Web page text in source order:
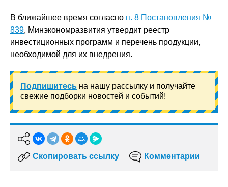
В ближайшее время согласно п. 8 Постановления №
839, Минэкономразвития утвердит реестр
инвестиционных программ и перечень продукции,
необходимой для их внедрения.
Подпишитесь на нашу рассылку и получайте
свежие подборки новостей и событий!
Скопировать ссылку Комментарии